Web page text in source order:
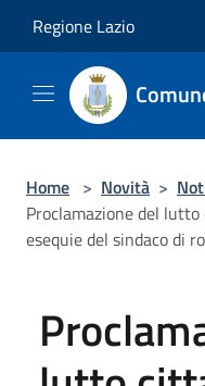
Regione Lazio
Home > Novità >
Proclamazione del
esequie del sindaco di